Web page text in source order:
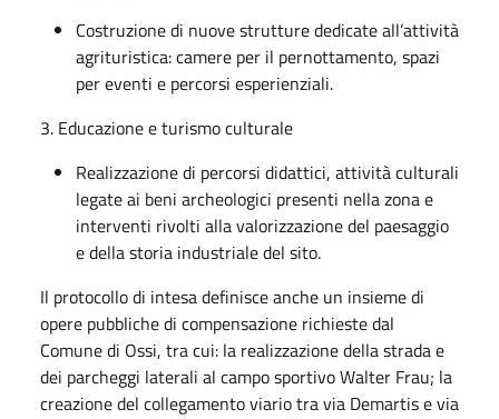
Costruzione di nuove strutture dedicate all’attività
agrituristica: camere per il pernottamento, spazi
per eventi e percorsi esperienziali.
3. Educazione e turismo culturale
Realizzazione di percorsi didattici, attività culturali
legate ai beni archeologici presenti nella zona e
interventi rivolti alla valorizzazione del paesaggio
e della storia industriale del sito.
Il protocollo di intesa definisce anche un insieme di
opere pubbliche di compensazione richieste dal
Comune di Ossi, tra cui: la realizzazione della strada e
dei parcheggi laterali al campo sportivo Walter Frau; la
creazione del collegamento viario tra via Demartis e via